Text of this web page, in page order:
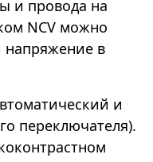
и провода на
NCV можно
напряжение в
и
переключателя).